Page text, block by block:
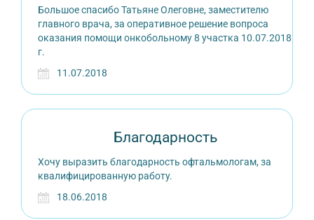
Большое спасибо Татьяне Олеговне, заместителю
главного врача, за оперативное решение вопроса
оказания помощи онкобольному 8 участка 10.07.2018
г.
11.07.2018
Благодарность
Хочу выразить благодарность офтальмологам, за
квалифицированную работу.
18.06.2018